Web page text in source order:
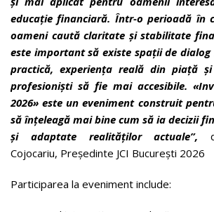
educație financiară. Într-o perioadă în
oameni caută claritate și stabilitate
este important să existe spații de
practică, experiența reală din piață
profesioniști să fie mai accesibile.
2026» este un eveniment construit
să înțeleagă mai bine cum să ia decizii
și adaptate realităților actuale”,
Cojocariu, Președinte JCI București 2026
Participarea la eveniment include: